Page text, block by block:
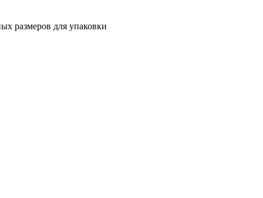
размеров для упаковки